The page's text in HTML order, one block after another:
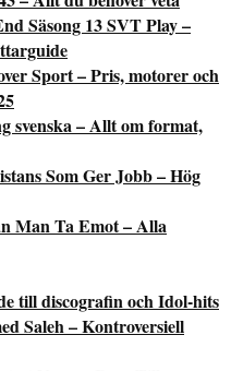
Säsong 13 SVT Play –
Sport – Pris, motorer och
svenska – Allt om format,
Som Ger Jobb – Hög
Man Ta Emot – Alla
till discografin och Idol-hits
Saleh – Kontroversiell